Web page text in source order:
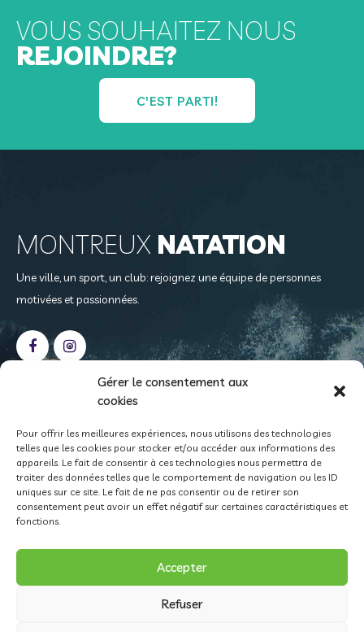
Gérer le consentement aux
cookies
Pour offrir les meilleures expériences, nous utilisons des technologies
telles que les cookies pour stocker et/ou accéder aux informations des
appareils. Le fait de consentir à ces technologies nous permettra de
traiter des données telles que le comportement de navigation ou les ID
uniques sur ce site. Le fait de ne pas consentir ou de retirer son
consentement peut avoir un effet négatif sur certaines caractéristiques et
fonctions.
Accepter
Refuser
VOUS SOUHAITEZ NOUS
REJOINDRE?
C'EST PARTI!
MONTREUX NATATION
Une ville, un sport, un club: rejoignez une équipe de personnes
motivées et passionnées.
COORDONNÉES
Case postale 408
1815 Clarens
info@montreux-natation.ch
CCP 18-529-8 • IBAN CH15 0900 0000 1800 0529 8